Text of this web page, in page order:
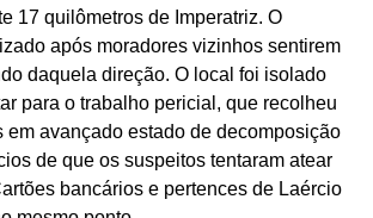
17 quilômetros de Imperatriz. O
após moradores vizinhos sentirem
daquela direção. O local foi isolado
para o trabalho pericial, que recolheu
em avançado estado de decomposição
de que os suspeitos tentaram atear
bancários e pertences de Laércio